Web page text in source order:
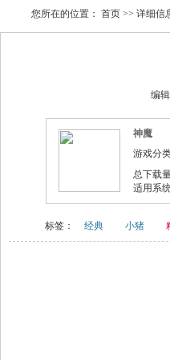
您所在的位置： 首页 >> 详细信
编辑
神魔
游戏分
总下载
适用系
标签： 经典 小猪